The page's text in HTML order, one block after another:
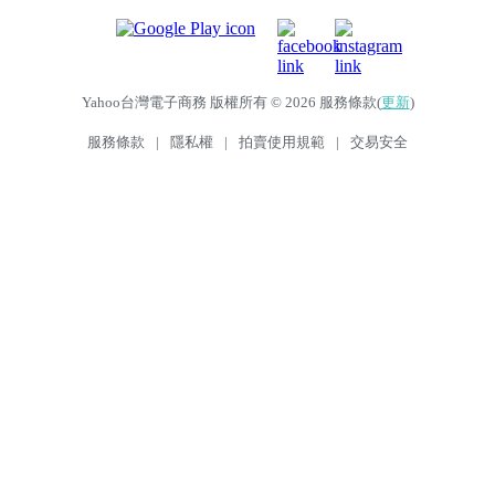
Yahoo台灣電子商務 版權所有 © 2026 服務條款(更新)
服務條款 | 隱私權 | 拍賣使用規範 | 交易安全